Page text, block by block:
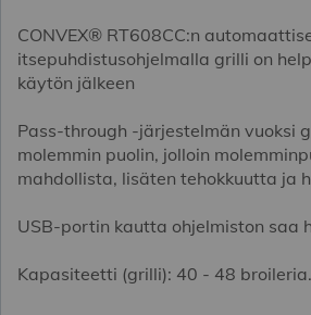
CONVEX® RT608CC:n
itsepuhdistusohjelmalla grilli on
käytön jälkeen
Pass-through -järjestelmän vuoksi
molemmin puolin, jolloin
mahdollista, lisäten tehokkuutta ja
USB-portin kautta ohjelmiston saa
Kapasiteetti (grilli): 40 - 48 broileria.